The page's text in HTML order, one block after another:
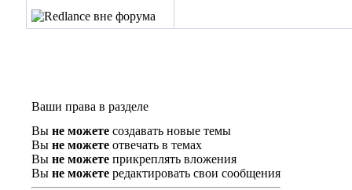
Ваши права в разделе
Вы не можете создавать новые темы
Вы не можете отвечать в темах
Вы не можете прикреплять вложения
Вы не можете редактировать свои сообщения